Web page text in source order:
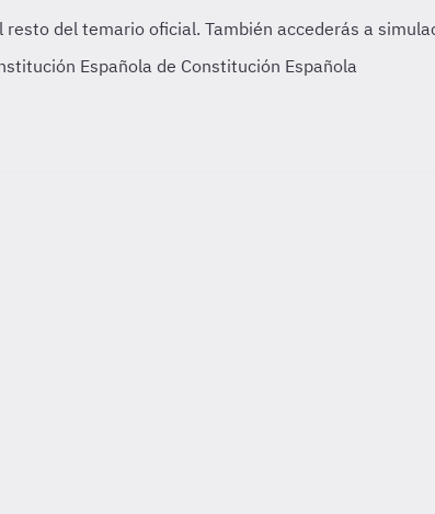
Española de Constitución Española